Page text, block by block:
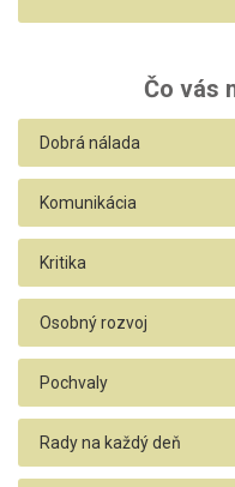
Čo vás
Dobrá nálada
Komunikácia
Kritika
Osobný rozvoj
Pochvaly
Rady na každý deň